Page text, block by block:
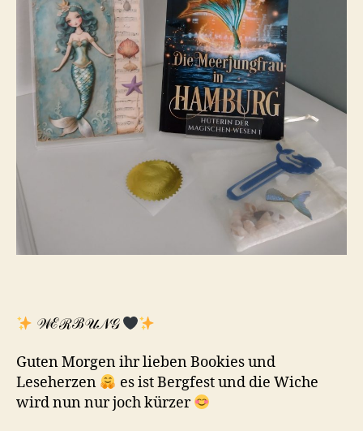
𝒲ℰℛℬ𝒰𝒩𝒢
Guten Morgen ihr lieben Bookies und
Leseherzen
es ist Bergfest und die Wiche
wird nun nur joch kürzer